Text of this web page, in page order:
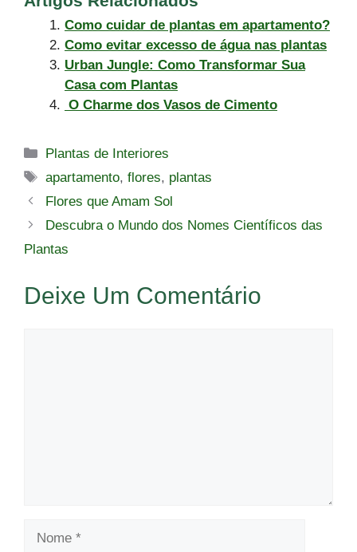
Como cuidar de plantas em apartamento?
Como evitar excesso de água nas plantas
Urban Jungle: Como Transformar Sua
Casa com Plantas
O Charme dos Vasos de Cimento
Categorias
Plantas de Interiores
Tags
apartamento,flores, plantas
Flores que Amam Sol
Descubra o Mundo dos Nomes Científicos das
Plantas
Deixe Um Comentário